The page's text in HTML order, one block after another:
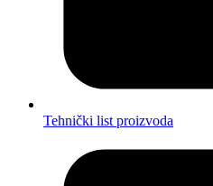
Tehnički list proizvoda